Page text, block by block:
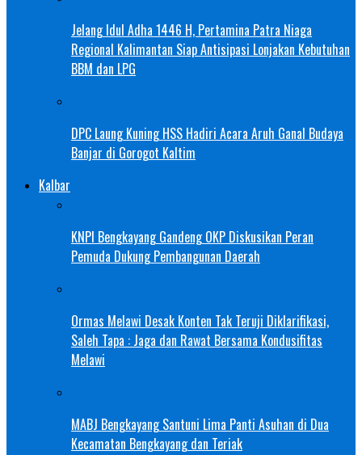
Jelang Idul Adha 1446 H, Pertamina Patra Niaga
Regional Kalimantan Siap Antisipasi Lonjakan Kebutuhan
BBM dan LPG
DPC Laung Kuning HSS Hadiri Acara Aruh Ganal Budaya
Banjar di Gorogot Kaltim
Kalbar
KNPI Bengkayang Gandeng OKP Diskusikan Peran
Pemuda Dukung Pembangunan Daerah
Ormas Melawi Desak Konten Tak Teruji Diklarifikasi,
Saleh Tapa : Jaga dan Rawat Bersama Kondusifitas
Melawi
MABJ Bengkayang Santuni Lima Panti Asuhan di Dua
Kecamatan Bengkayang dan Teriak